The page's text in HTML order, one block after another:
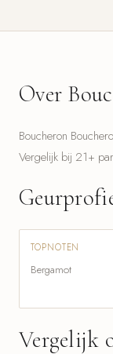
Over
Boucheron
Vergelijk bij 21+
TOPNOTEN
Bergamot
Vergelijk